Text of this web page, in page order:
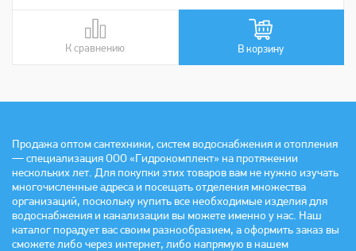
К сравнению
В сравнении В корзину
Продажа оптом сантехники, систем водоснабжения и отопления
— специализация ООО «Гидрокомплект» на протяжении
нескольких лет. Для покупки этих товаров вам не нужно изучать
многочисленные адреса и посещать отделения множества
организаций, поскольку купить все необходимые изделия для
водоснабжения и канализации вы можете именно у нас. Наш
каталог порадует вас своим разнообразием, а оформить заказ вы
сможете либо через интернет, либо напрямую в нашем